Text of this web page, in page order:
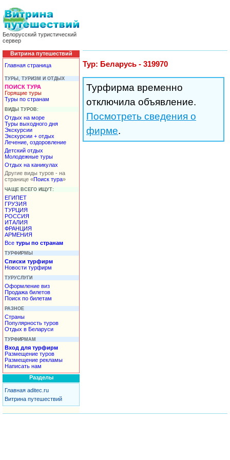
Белорусский туристический
сервер
Витрина путешествий
Главная страница
ТУРЫ, ТУРИЗМ И ОТДЫХ
ПОИСК ТУРА
Горящие туры
Туры по странам
ВИДЫ ТУРОВ:
Отдых на море
Туры выходного дня
Экскурсии
Экскурсии + отдых
Лечение, оздоровление
Детский отдых
Молодежные туры
Отдых на каникулах
Другие виды туров - на
странице «Поиск тура»
ЧАЩЕ ВСЕГО ИЩУТ:
ЕГИПЕТ
ГРУЗИЯ
ТУРЦИЯ
РОССИЯ
ИТАЛИЯ
ФРАНЦИЯ
АРМЕНИЯ
Все туры по странам
ТУРФИРМЫ
Списки турфирм
Новости турфирм
ТУРУСЛУГИ
Оформление виз
Продажа билетов
Поиск по билетам
РАЗНОЕ
Страны
Популярность туров
Отдых в Беларуси
ТУРФИРМАМ
Вход для турфирм
Размещение туров
Размещение рекламы
Написать нам
Разделы
Главная aditec.ru
Витрина путешествий
Тур: Беларусь - 319970
Турфирма временно
отключила объявление.
Посмотреть сведения о
фирме.